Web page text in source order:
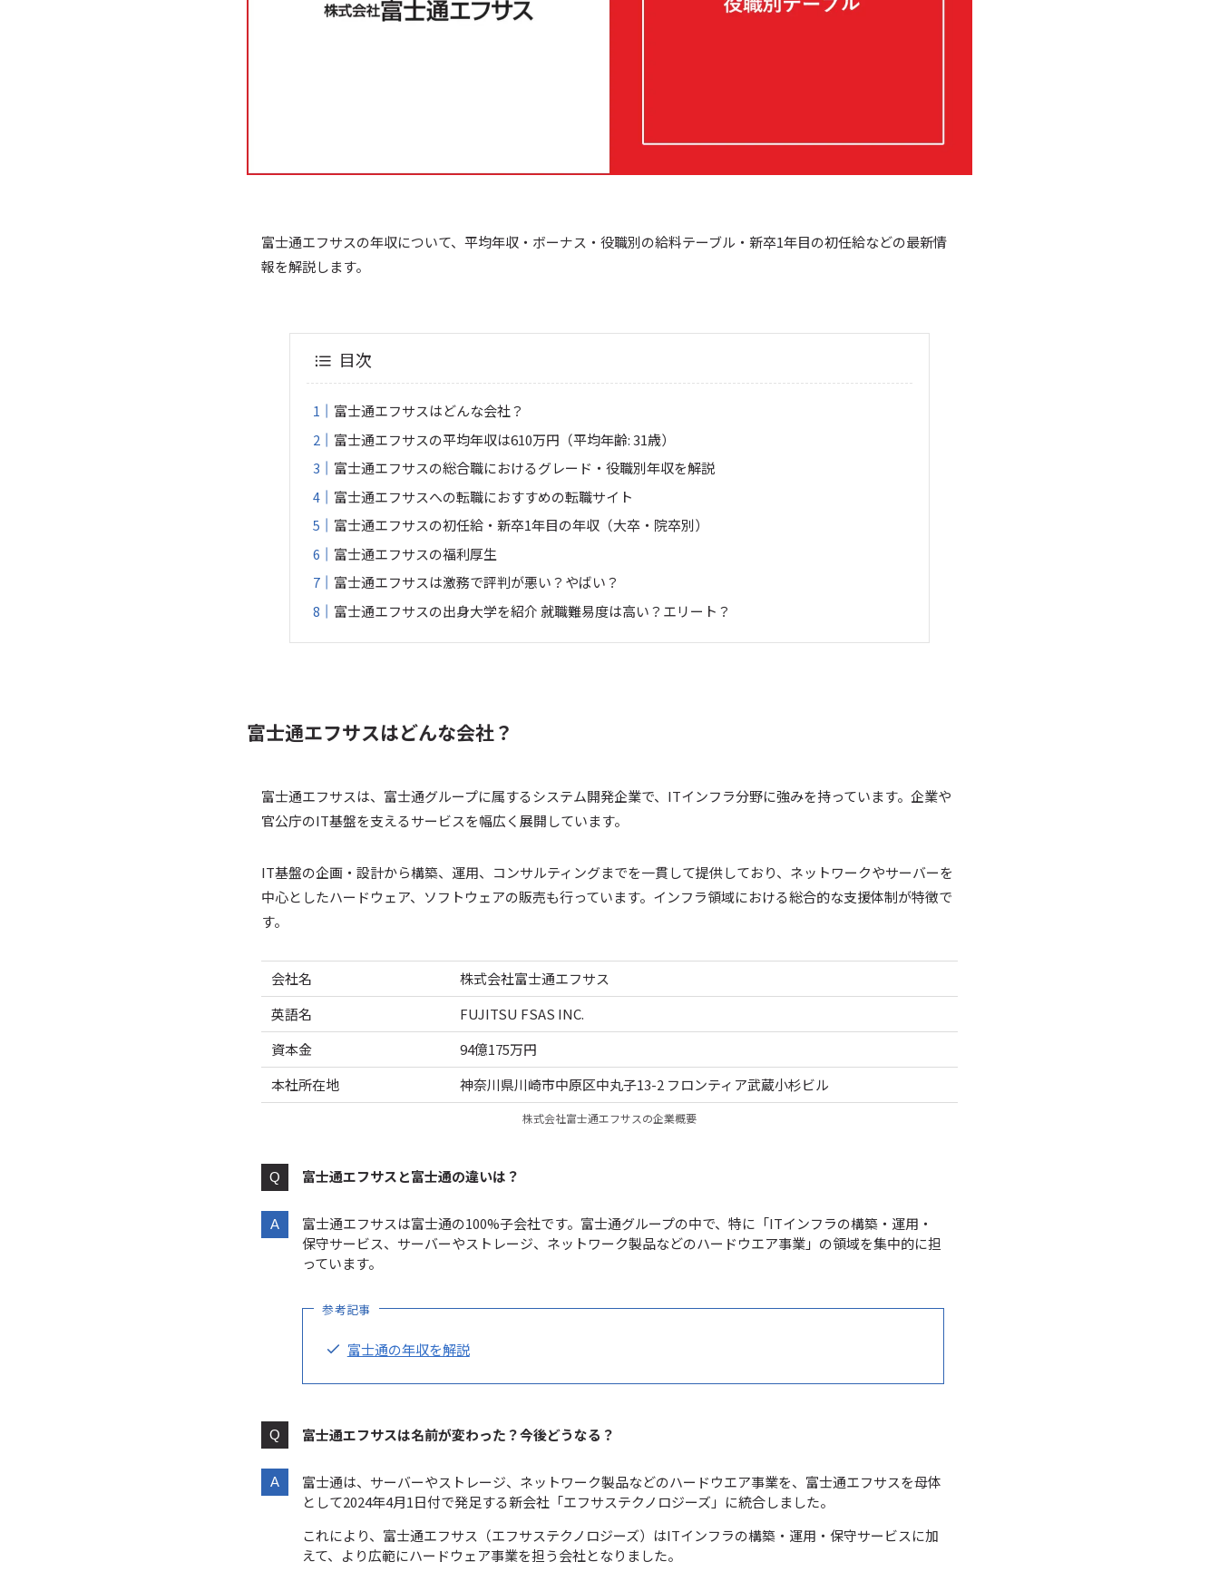
富士通エフサスの年収について、平均年収・ボーナス・役職別の給料テーブル・新卒1年目の初任給などの最新情
報を解説します。
目次
富士通エフサスはどんな会社？
富士通エフサスの平均年収は610万円（平均年齢: 31歳）
富士通エフサスの総合職におけるグレード・役職別年収を解説
富士通エフサスへの転職におすすめの転職サイト
富士通エフサスの初任給・新卒1年目の年収（大卒・院卒別）
富士通エフサスの福利厚生
富士通エフサスは激務で評判が悪い？やばい？
富士通エフサスの出身大学を紹介 就職難易度は高い？エリート？
富士通エフサスはどんな会社？
富士通エフサスは、富士通グループに属するシステム開発企業で、ITインフラ分野に強みを持っています。企業や
官公庁のIT基盤を支えるサービスを幅広く展開しています。
IT基盤の企画・設計から構築、運用、コンサルティングまでを一貫して提供しており、ネットワークやサーバーを
中心としたハードウェア、ソフトウェアの販売も行っています。インフラ領域における総合的な支援体制が特徴で
す。
会社名
株式会社富士通エフサス
英語名
FUJITSU FSAS INC.
資本金
94億175万円
本社所在地
神奈川県川崎市中原区中丸子13-2 フロンティア武蔵小杉ビル
株式会社富士通エフサスの企業概要
富士通エフサスと富士通の違いは？
富士通エフサスは富士通の100%子会社です。富士通グループの中で、特に「ITインフラの構築・運用・
保守サービス、サーバーやストレージ、ネットワーク製品などのハードウエア事業」の領域を集中的に担
っています。
参考記事
富士通の年収を解説
富士通エフサスは名前が変わった？今後どうなる？
富士通は、サーバーやストレージ、ネットワーク製品などのハードウエア事業を、富士通エフサスを母体
として2024年4月1日付で発足する新会社「エフサステクノロジーズ」に統合しました。
これにより、富士通エフサス（エフサステクノロジーズ）はITインフラの構築・運用・保守サービスに加
えて、より広範にハードウェア事業を担う会社となりました。